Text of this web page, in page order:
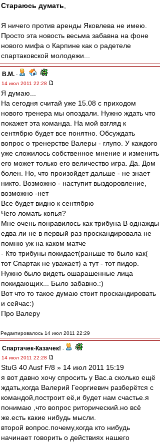
Стараюсь думать
Я ничего против аренды Яковлева не имею.
Просто эта новость весьма забавна на фоне
нового мифа о Карпине как о радетеле
спартаковской молодежи...
В.М. -
14 июл 2011 22:28
Я думаю...
На сегодня считай уже 15.08 с приходом
нового тренера мы опоздали. Нужно ждать что
покажет эта команда. На мой взгляд к
сентябрю будет все понятно. Обсуждать
вопрос о тренерстве Валеры - глупо. У каждого
уже сложилось собственное мнение и изменить
его может только его величество игра. Да. Дом
болен. Но, что произойдет дальше - не знает
никто. Возможно - наступит выздоровление,
возможно -нет
Все будет видно к сентябрю
Чего ломать копья?
Мне очень понравилось как трибуна B однажды
едва ли не в первый раз проскандировала не
помню уж на каком матче
- Кто трибуны покидает(раньше то было как(
тот Спартак не уважает) а тут - тот пидор.
Нужно было видеть ошарашенные лица
покидающих... Было забавно.:)
Вот что то такое думаю стоит проскандировать
и сейчас:)
Про Валеру
Редактировалось 14 июл 2011 22:29
Спартачек-Казачек! -
14 июл 2011 22:28
StuG 40 Ausf F/8 » 14 июл 2011 15:19
я вот давно хочу спросить у Вас.а сколько ещё
ждать,когда Валерий Георгиевич разберётся с
командой,построит её,и будет нам счастье.я
понимаю ,что вопрос риторический.но всё
же.есть какие нибудь мысли.
второй вопрос.почему,когда кто нибудь
начинает говорить о действиях нашего